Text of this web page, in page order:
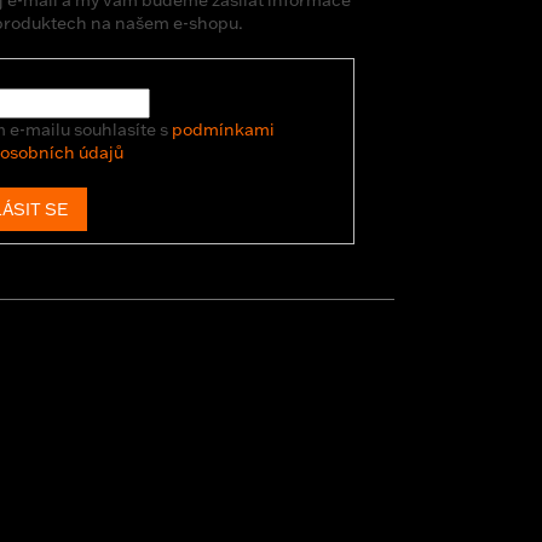
na našem e-shopu.
e-mailu souhlasíte s podmínkami
údajů
SE